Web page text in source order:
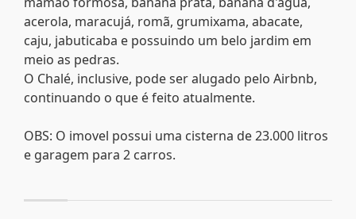
acerola, maracujá, romã, grumixama, abacate,
caju, jabuticaba e possuindo um belo jardim em
meio as pedras.
O Chalé, inclusive, pode ser alugado pelo Airbnb,
continuando o que é feito atualmente.
OBS: O imovel possui uma cisterna de 23.000 litros
e garagem para 2 carros.